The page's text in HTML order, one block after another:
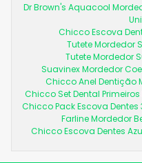
Dr Brown's Aquacool
Chicco Escova
Tutete Mordedor
Tutete Mordedor
Suavinex Mordedor
Chicco Anel Dentição
Chicco Set Dental
Chicco Pack Escova
Farline Mordedor
Chicco Escova Dentes